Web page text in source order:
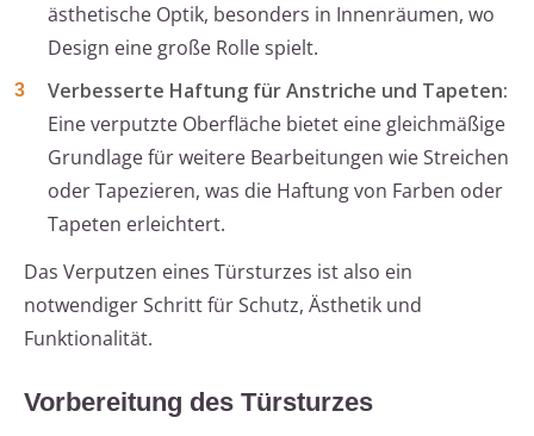
ästhetische Optik, besonders in Innenräumen, wo
Design eine große Rolle spielt.
Verbesserte Haftung für Anstriche und Tapeten:
Eine verputzte Oberfläche bietet eine gleichmäßige
Grundlage für weitere Bearbeitungen wie Streichen
oder Tapezieren, was die Haftung von Farben oder
Tapeten erleichtert.
Das Verputzen eines Türsturzes ist also ein
notwendiger Schritt für Schutz, Ästhetik und
Funktionalität.
Vorbereitung des Türsturzes